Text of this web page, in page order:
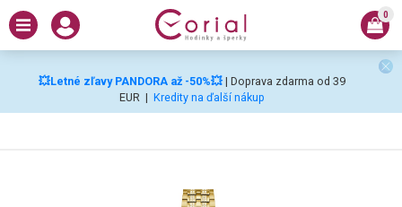
💥Letné zľavy PANDORA až -50%💥 | Doprava zdarma od 39
EUR | Kredity na ďalší nákup
0